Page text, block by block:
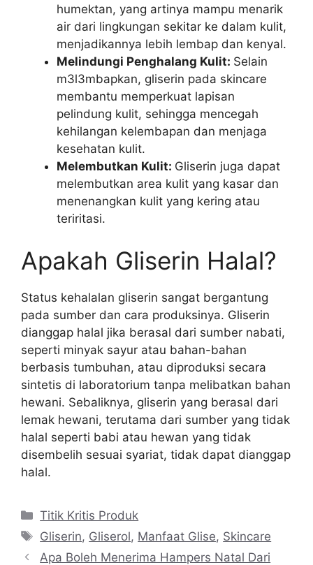
humektan, yang artinya mampu menarik
air dari lingkungan sekitar ke dalam kulit,
menjadikannya lebih lembap dan kenyal.
Melindungi Penghalang Kulit: Selain
m3l3mbapkan, gliserin pada skincare
membantu memperkuat lapisan
pelindung kulit, sehingga mencegah
kehilangan kelembapan dan menjaga
kesehatan kulit.
Melembutkan Kulit: Gliserin juga dapat
melembutkan area kulit yang kasar dan
menenangkan kulit yang kering atau
teriritasi.
Apakah Gliserin Halal?
Status kehalalan gliserin sangat bergantung
pada sumber dan cara produksinya. Gliserin
dianggap halal jika berasal dari sumber nabati,
seperti minyak sayur atau bahan-bahan
berbasis tumbuhan, atau diproduksi secara
sintetis di laboratorium tanpa melibatkan bahan
hewani. Sebaliknya, gliserin yang berasal dari
lemak hewani, terutama dari sumber yang tidak
halal seperti babi atau hewan yang tidak
disembelih sesuai syariat, tidak dapat dianggap
halal.
Kategori
Titik Kritis Produk
Tag
Gliserin, Gliserol, Manfaat Glise, Skincare
Apa Boleh Menerima Hampers Natal Dari